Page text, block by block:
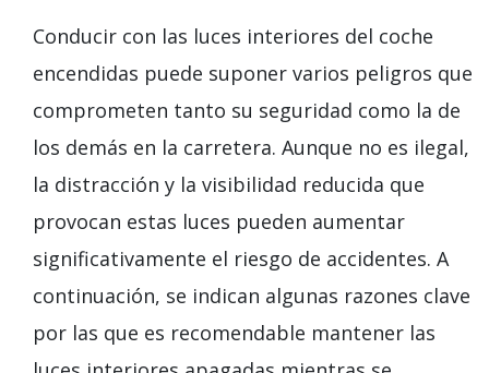
Conducir con las luces interiores del coche
encendidas puede suponer varios peligros que
comprometen tanto su seguridad como la de
los demás en la carretera. Aunque no es ilegal,
la distracción y la visibilidad reducida que
provocan estas luces pueden aumentar
significativamente el riesgo de accidentes. A
continuación, se indican algunas razones clave
por las que es recomendable mantener las